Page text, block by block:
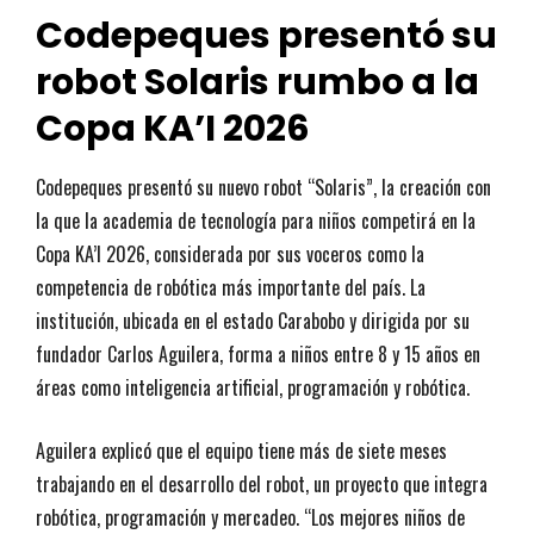
Codepeques presentó su
robot Solaris rumbo a la
Copa KA’I 2026
Codepeques presentó su nuevo robot “Solaris”, la creación con
la que la academia de tecnología para niños competirá en la
Copa KA’I 2026, considerada por sus voceros como la
competencia de robótica más importante del país. La
institución, ubicada en el estado Carabobo y dirigida por su
fundador Carlos Aguilera, forma a niños entre 8 y 15 años en
áreas como inteligencia artificial, programación y robótica.
Aguilera explicó que el equipo tiene más de siete meses
trabajando en el desarrollo del robot, un proyecto que integra
robótica, programación y mercadeo. “Los mejores niños de